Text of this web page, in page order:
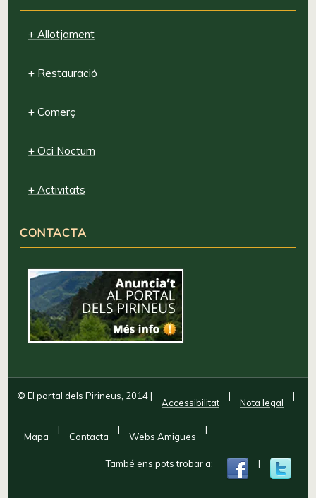
+ Allotjament
+ Restauració
+ Comerç
+ Oci Nocturn
+ Activitats
CONTACTA
© El portal dels Pirineus, 2014|
Accessibilitat
|
Nota legal
|
Mapa
|
Contacta
|
Webs Amigues
|
També ens pots trobar a: |